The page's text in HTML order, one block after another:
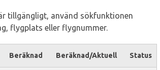
tillgängligt, använd sökfunktionen
flygplats eller flygnummer.
Beräknad Beräknad/Aktuell Status